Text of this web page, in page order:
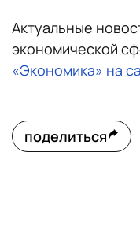
Актуальные
экономической
«Экономика» на
поделиться